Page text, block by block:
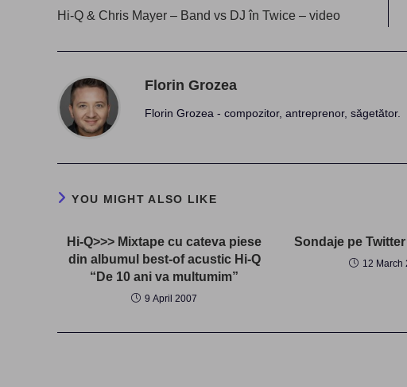
articles
Hi-Q & Chris Mayer – Band vs DJ în Twice – video
Florin Grozea
Florin Grozea - compozitor, antreprenor, săgetător.
YOU MIGHT ALSO LIKE
Hi-Q>>> Mixtape cu cateva piese
din albumul best-of acustic Hi-Q
“De 10 ani va multumim”
9 April 2007
Sondaje pe
12 March